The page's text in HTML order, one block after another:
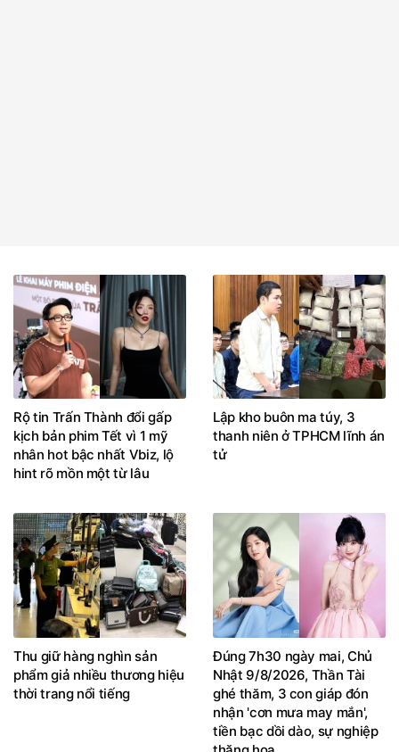
Rộ tin Trấn Thành đổi gấp
kịch bản phim Tết vì 1 mỹ
nhân hot bậc nhất Vbiz, lộ
hint rõ mồn một từ lâu
Lập kho buôn ma túy, 3
thanh niên ở TPHCM lĩnh án
tử
Thu giữ hàng nghìn sản
phẩm giả nhiều thương hiệu
thời trang nổi tiếng
Đúng 7h30 ngày mai, Chủ
Nhật 9/8/2026, Thần Tài
ghé thăm, 3 con giáp đón
nhận 'cơn mưa may mắn',
tiền bạc dồi dào, sự nghiệp